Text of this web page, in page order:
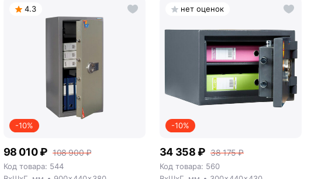
4.3
-10%
98 010 ₽ 108 900 ₽
Код товара: 544
нет оценок
-10%
34 358 ₽ 38 175 ₽
Код товара: 560